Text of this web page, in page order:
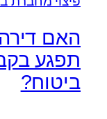
האם
תפגע
ביטוח?